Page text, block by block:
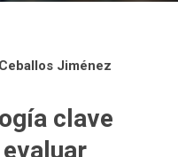
Jiménez
clave